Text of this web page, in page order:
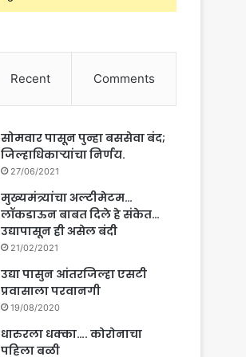
Recent Comments
सोमवार पासून पुन्हा बससेवा बंद;
जिल्हाधिकाऱ्यांचा निर्णय.
27/06/2021
मुख्यमंत्र्यांचा अल्टीमेटम…
लॉकडाऊन बाबत दिले हे संकेत…
उद्यापासून ही असेल बंदी
21/02/2021
उद्या पासुन आंतरजिल्हा एसटी
प्रवासाला परवानगी
19/08/2020
धारुरला धक्का…. कोरोनाचा
पहिला बळी